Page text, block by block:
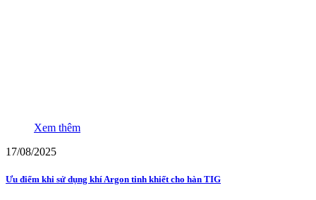
Xem thêm
17/08/2025
Ưu điểm khi sử dụng khí Argon tinh khiết cho hàn TIG